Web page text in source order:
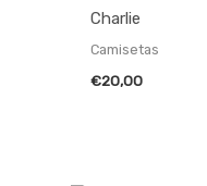
Charlie
Camisetas
€20,00